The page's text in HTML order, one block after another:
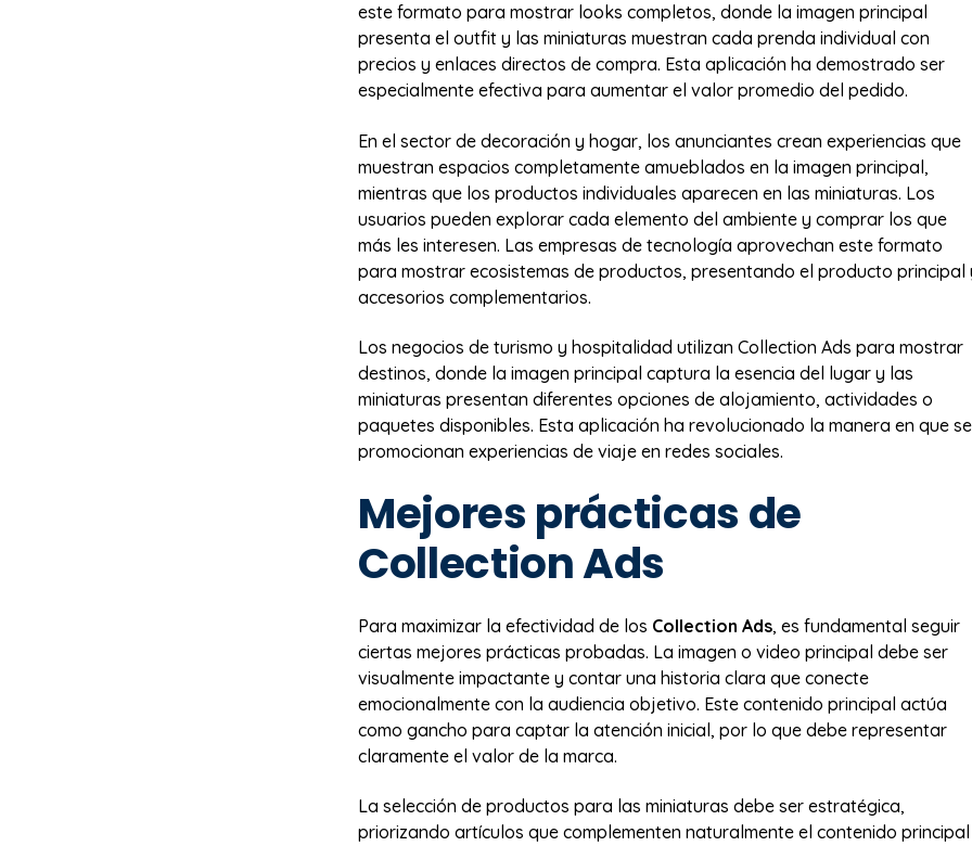
este formato para mostrar looks completos, donde la imagen principal
presenta el outfit y las miniaturas muestran cada prenda individual con
precios y enlaces directos de compra. Esta aplicación ha demostrado ser
especialmente efectiva para aumentar el valor promedio del pedido.
En el sector de decoración y hogar, los anunciantes crean experiencias que
muestran espacios completamente amueblados en la imagen principal,
mientras que los productos individuales aparecen en las miniaturas. Los
usuarios pueden explorar cada elemento del ambiente y comprar los que
más les interesen. Las empresas de tecnología aprovechan este formato
para mostrar ecosistemas de productos, presentando el producto principal
accesorios complementarios.
Los negocios de turismo y hospitalidad utilizan Collection Ads para mostrar
destinos, donde la imagen principal captura la esencia del lugar y las
miniaturas presentan diferentes opciones de alojamiento, actividades o
paquetes disponibles. Esta aplicación ha revolucionado la manera en que se
promocionan experiencias de viaje en redes sociales.
Mejores prácticas de
Collection Ads
Para maximizar la efectividad de los Collection Ads, es fundamental seguir
ciertas mejores prácticas probadas. La imagen o video principal debe ser
visualmente impactante y contar una historia clara que conecte
emocionalmente con la audiencia objetivo. Este contenido principal actúa
como gancho para captar la atención inicial, por lo que debe representar
claramente el valor de la marca.
La selección de productos para las miniaturas debe ser estratégica,
priorizando artículos que complementen naturalmente el contenido principal